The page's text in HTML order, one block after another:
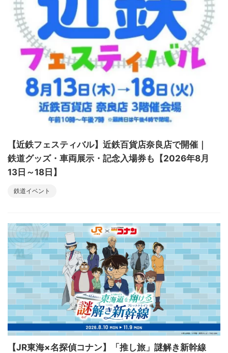
【近鉄フェスティバル】近鉄百貨店奈良店で開催｜
鉄道グッズ・車両展示・記念入場券も【2026年8月
13日～18日】
鉄道イベント
【JR東海×名探偵コナン】「推し旅」謎解き新幹線